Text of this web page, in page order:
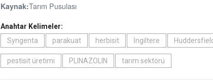
Kaynak:Tarım Pusulası
Anahtar Kelimeler:
Syngenta
parakuat herbisit İngiltere
pestisit üretimi PLINAZOLIN tarım sektörü